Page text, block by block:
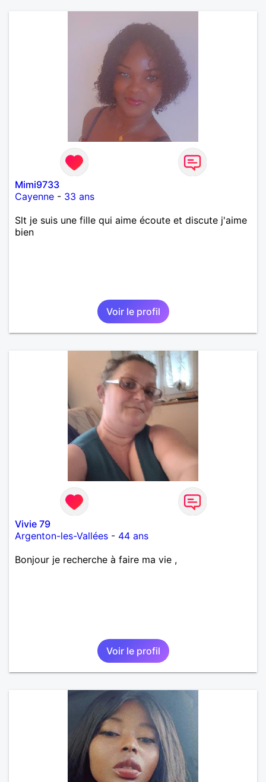
Mimi9733
Cayenne - 33 ans
Slt je suis une fille qui aime écoute et discute j'aime
bien
Voir le profil
Vivie 79
Argenton-les-Vallées - 44 ans
Bonjour je recherche à faire ma vie ,
Voir le profil